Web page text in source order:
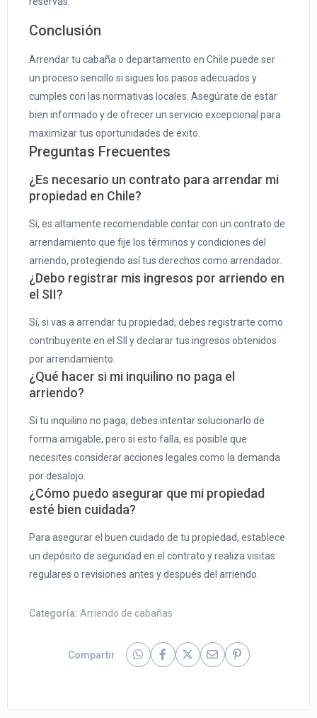
Conclusión
Arrendar tu cabaña o departamento en Chile puede ser
un proceso sencillo si sigues los pasos adecuados y
cumples con las normativas locales. Asegúrate de estar
bien informado y de ofrecer un servicio excepcional para
maximizar tus oportunidades de éxito.
Preguntas Frecuentes
¿Es necesario un contrato para arrendar mi
propiedad en Chile?
Sí, es altamente recomendable contar con un contrato de
arrendamiento que fije los términos y condiciones del
arriendo, protegiendo así tus derechos como arrendador.
¿Debo registrar mis ingresos por arriendo en
el SII?
Sí, si vas a arrendar tu propiedad, debes registrarte como
contribuyente en el SII y declarar tus ingresos obtenidos
por arrendamiento.
¿Qué hacer si mi inquilino no paga el
arriendo?
Si tu inquilino no paga, debes intentar solucionarlo de
forma amigable, pero si esto falla, es posible que
necesites considerar acciones legales como la demanda
por desalojo.
¿Cómo puedo asegurar que mi propiedad
esté bien cuidada?
Para asegurar el buen cuidado de tu propiedad, establece
un depósito de seguridad en el contrato y realiza visitas
regulares o revisiones antes y después del arriendo.
Categoría: Arriendo de cabañas
Compartir